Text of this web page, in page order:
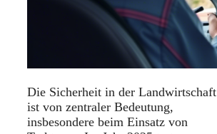
Die Sicherheit in der Landwirtschaft
ist von zentraler Bedeutung,
insbesondere beim Einsatz von